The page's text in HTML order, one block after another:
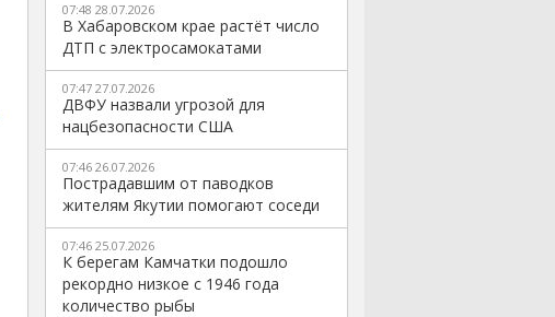
07:48 28.07.2026
В Хабаровском крае растёт число
ДТП с электросамокатами
07:47 27.07.2026
ДВФУ назвали угрозой для
нацбезопасности США
07:46 26.07.2026
Пострадавшим от паводков
жителям Якутии помогают соседи
07:46 25.07.2026
К берегам Камчатки подошло
рекордно низкое с 1946 года
количество рыбы